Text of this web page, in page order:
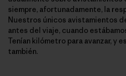
siempre, afortunadamente, la
Nuestros únicos avistamientos
antes del viaje, cuando
Tenían kilómetro para avanzar, y
también.